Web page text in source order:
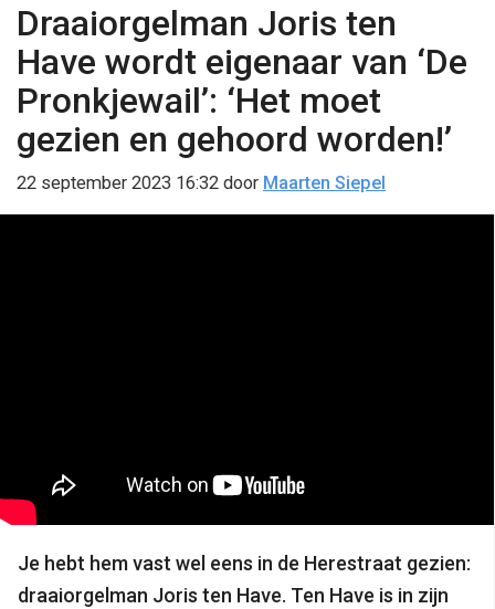
Draaiorgelman Joris ten
Have wordt eigenaar van ‘De
Pronkjewail’: ‘Het moet
gezien en gehoord worden!’
22 september 2023 16:32 door Maarten Siepel
Je hebt hem vast wel eens in de Herestraat gezien:
draaiorgelman Joris ten Have. Ten Have is in zijn